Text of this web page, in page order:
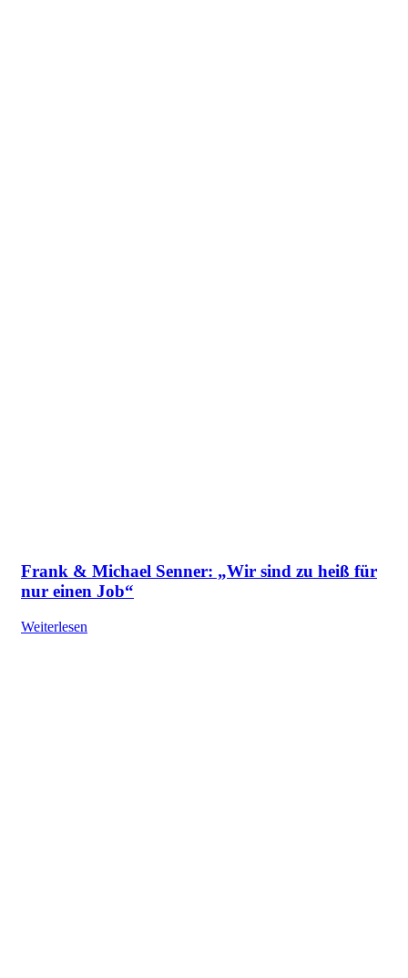
Frank & Michael Senner: „Wir sind zu heiß für
nur einen Job“
Weiterlesen